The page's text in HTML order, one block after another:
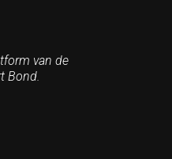
van de
Bond.